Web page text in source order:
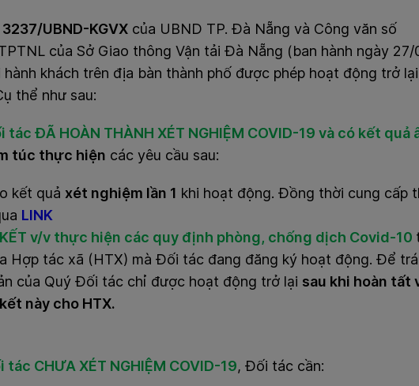
3237/UBND-KGVX của UBND TP. Đà Nẵng và Công văn số
của Sở Giao thông Vận tải Đà Nẵng (ban hành ngày
khách trên địa bàn thành phố được phép hoạt động trở
thể như sau:
ĐÃ HOÀN THÀNH XÉT NGHIỆM COVID-19 và có kết quả
túc thực hiện các yêu cầu sau:
kết quả xét nghiệm lần 1 khi hoạt động. Đồng thời cung cấp
LINK
KẾT v/v thực hiện các quy định phòng, chống dịch Covid-10
Hợp tác xã (HTX) mà Đối tác đang đăng ký hoạt động. Để
của Quý Đối tác chỉ được hoạt động trở lại sau khi hoàn tất
này cho HTX.
CHƯA XÉT NGHIỆM COVID-19, Đối tác cần: